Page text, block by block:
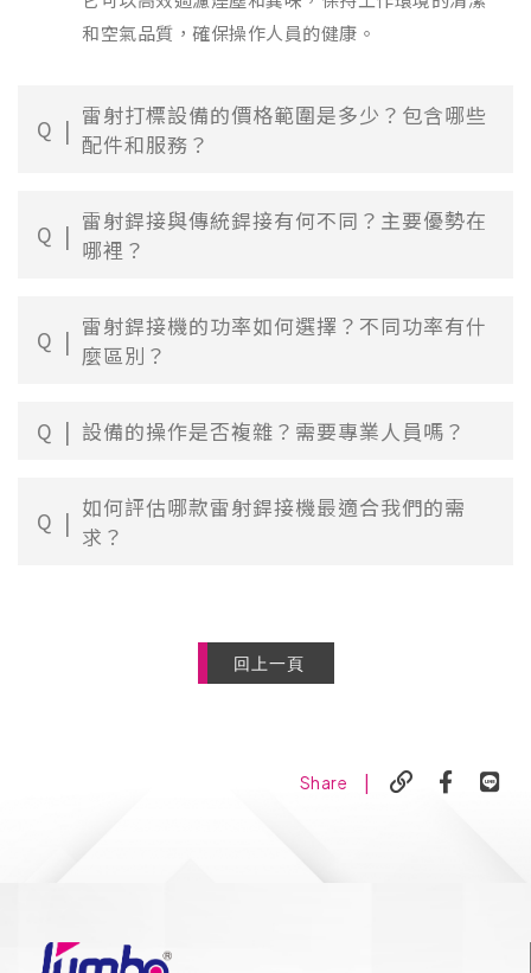
和空氣品質，確保操作人員的健康。
Q
雷射打標設備的價格範圍是多少？包含哪些
配件和服務？
Q
雷射銲接與傳統銲接有何不同？主要優勢在
哪裡？
Q
雷射銲接機的功率如何選擇？不同功率有什
麼區別？
Q 設備的操作是否複雜？需要專業人員嗎？
Q
如何評估哪款雷射銲接機最適合我們的需
求？
回上一頁
Share |